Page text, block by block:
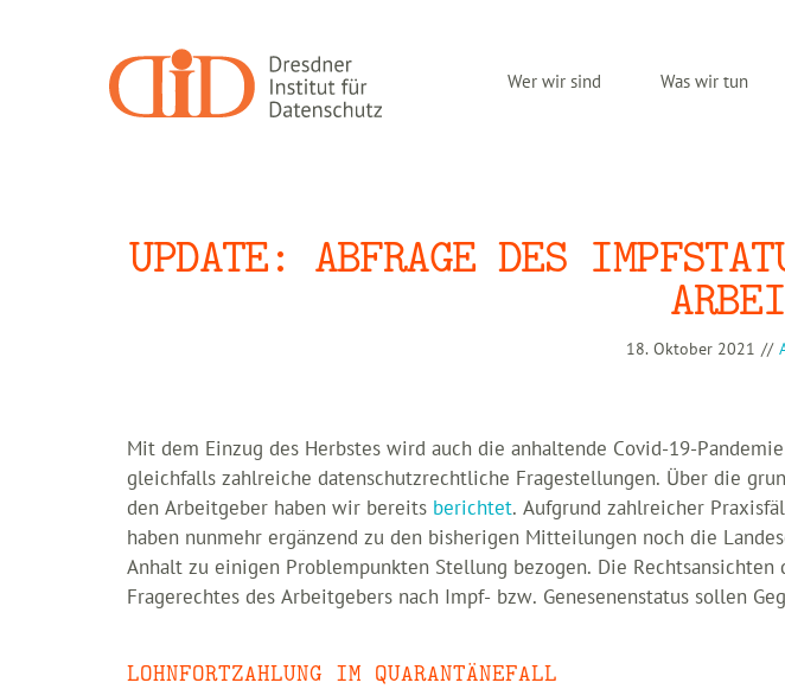
Wer wir sind Was wir tun
UPDATE: ABFRAGE DES
18. Oktober 2021 //
Mit dem Einzug des Herbstes wird auch die anhaltende Covid-19-
gleichfalls zahlreiche datenschutzrechtliche Fragestellungen. Über die
den Arbeitgeber haben wir bereits berichtet. Aufgrund zahlreicher
haben nunmehr ergänzend zu den bisherigen Mitteilungen noch die
Anhalt zu einigen Problempunkten Stellung bezogen. Die
Fragerechtes des Arbeitgebers nach Impf- bzw. Genesenenstatus sollen
LOHNFORTZAHLUNG IM QUARANTÄNEFALL